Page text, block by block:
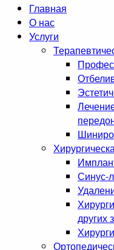
Главная
О нас
Услуги
Синус-
других